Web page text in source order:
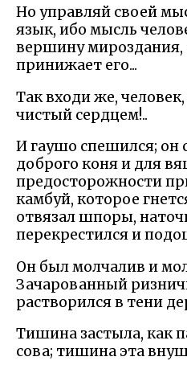
Но управляй своей
язык, ибо мысль
вершину мироздания,
принижает его...
Так входи же,
чистый сердцем!..
И гаушо спешился; он
доброго коня и для
предосторожности
камбуй, которое
отвязал шпоры,
перекрестился и
Он был молчалив и
Зачарованный
растворился в тени
Тишина застыла, как
сова; тишина эта